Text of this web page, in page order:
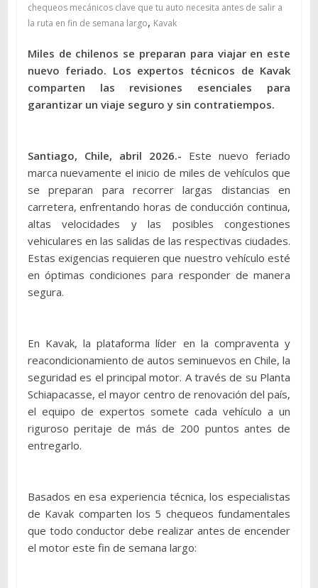
chequeos mecánicos clave que tu auto necesita antes de salir a
la ruta en fin de semana largo, Kavak
Miles de chilenos se preparan para viajar en este
nuevo feriado. Los expertos técnicos de Kavak
comparten las revisiones esenciales para
garantizar un viaje seguro y sin contratiempos.
Santiago, Chile, abril 2026.- Este nuevo feriado
marca nuevamente el inicio de miles de vehículos que
se preparan para recorrer largas distancias en
carretera, enfrentando horas de conducción continua,
altas velocidades y las posibles congestiones
vehiculares en las salidas de las respectivas ciudades.
Estas exigencias requieren que nuestro vehículo esté
en óptimas condiciones para responder de manera
segura.
En Kavak, la plataforma líder en la compraventa y
reacondicionamiento de autos seminuevos en Chile, la
seguridad es el principal motor. A través de su Planta
Schiapacasse, el mayor centro de renovación del país,
el equipo de expertos somete cada vehículo a un
riguroso peritaje de más de 200 puntos antes de
entregarlo.
Basados en esa experiencia técnica, los especialistas
de Kavak comparten los 5 chequeos fundamentales
que todo conductor debe realizar antes de encender
el motor este fin de semana largo: